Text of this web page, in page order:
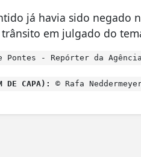
já havia sido negado
em julgado do
Pontes - Repórter da
DE CAPA): © Rafa